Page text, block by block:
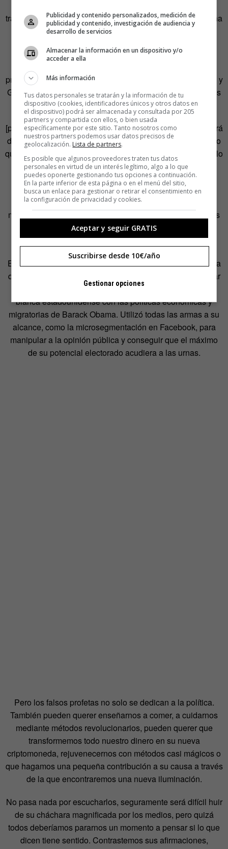
transformó de un anticuado estado feudal dominado por una
aristocracia inmovilista en un avanzado estado nación.
En periodos más recientes, personajes como Henry
presidencias de Richard Nixon, Gerard Ford, George Bush y
George W. Bush desde las sombras y con actuaciones más
que reprochables.
[pullquote]No pasa nada por escucharlos, seguramente será
difícil huir de su cháchara magnificada por los medios, pero
quizá todos deberíamos pararnos un momento a pensar si lo
que dicen tiene sentido[/pullquote]
En el caso de Kissinger, por ejemplo, recibió el Premio
Nobel de la Paz por acabar con la Guerra del Vietnam,
mientras conspiraba para hundir a gobiernos democráticos
en Latinoamérica apoyando a dictaduras como la de
Pinochet en Chile o la Junta Militar en Argentina.
El propio Donald Trump puede considerarse un oportunista
que decidió arrancar su carrera a la presidencia para sacar
tajada del descontento de una gran parte de la población
blanca estadounidense con las políticas económicas y
migratorias de Barack Obama. Utilizó todas las armas a su
alcance, como la microsegmentación en Facebook, para
manipular a la opinión pública y conseguir que el máximo
de su potencial electorado acudiera a las urnas.
Pero los falsos profetas no solo se dedican a la política.
También pueden querer enseñarnos a comer, a cuidarnos
mediante métodos revolucionarios, pueden querer que
transformemos todo nuestro dinero en su nueva
criptomoneda, rejuvenecernos con métodos casi mágicos o
que hagamos una pequeña contribución a su causa a través
de la que encontraremos una nueva iluminación.
No pasa nada por escucharlos, seguramente será difícil huir
de su cháchara magnificada por los medios, pero quizá
todos deberíamos pararnos un momento a pensar si lo que
dicen tiene sentido. Contrastemos sus afirmaciones,
Publicidad y contenido personalizados, medición de
publicidad y contenido, investigación de audiencia y
desarrollo de servicios
Almacenar la información en un dispositivo y/o
acceder a ella
Más información
Tus datos personales se tratarán y la información de tu
dispositivo (cookies, identificadores únicos y otros datos en
el dispositivo) podrá ser almacenada y consultada por 205
partners y compartida con ellos, o bien usada
específicamente por este sitio. Tanto nosotros como
nuestros partners podemos usar datos precisos de
geolocalización. Lista de partners.
Es posible que algunos proveedores traten tus datos
personales en virtud de un interés legítimo, algo a lo que
puedes oponerte gestionando tus opciones a continuación.
En la parte inferior de esta página o en el menú del sitio,
busca un enlace para gestionar o retirar el consentimiento en
la configuración de privacidad y cookies.
Aceptar y seguir GRATIS
Suscribirse desde 10€/año
Gestionar opciones